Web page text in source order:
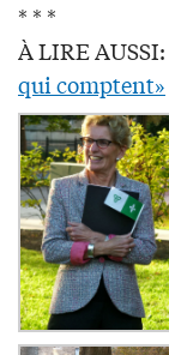
* * *
À LIRE AUSSI:
qui comptent»